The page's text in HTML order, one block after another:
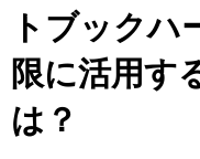
トブックハ
限に活用す
は？